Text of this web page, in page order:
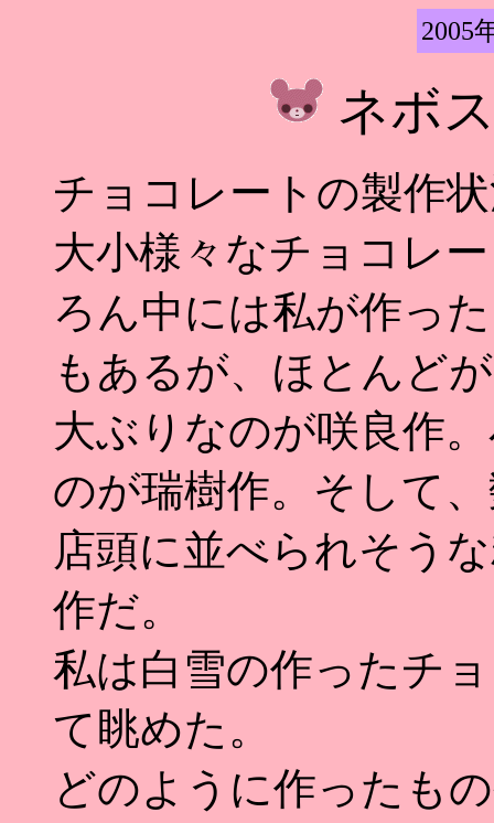
2005
ネボ
チョコレートの製作
大小様々なチョコレ
ろん中には私が作っ
もあるが、ほとんど
大ぶりなのが咲良作
のが瑞樹作。そして
店頭に並べられそう
作だ。
私は白雪の作ったチ
て眺めた。
どのように作ったも